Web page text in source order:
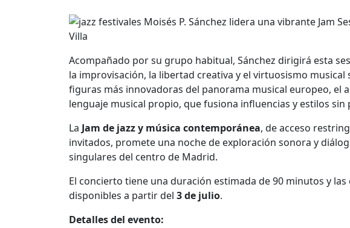
Acompañado por su grupo habitual, Sánchez dirigirá esta
la improvisación, la libertad creativa y el virtuosismo
figuras más innovadoras del panorama musical europeo,
lenguaje musical propio, que fusiona influencias y estilos
La Jam de jazz y música contemporánea, de acceso
invitados, promete una noche de exploración sonora y
singulares del centro de Madrid.
El concierto tiene una duración estimada de 90 minutos y
disponibles a partir del 3 de julio.
Detalles del evento: